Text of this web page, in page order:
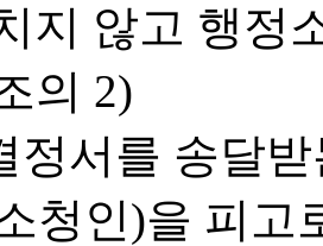
지 않고 행정
의 2)
정서를 송달
청인)을 피고